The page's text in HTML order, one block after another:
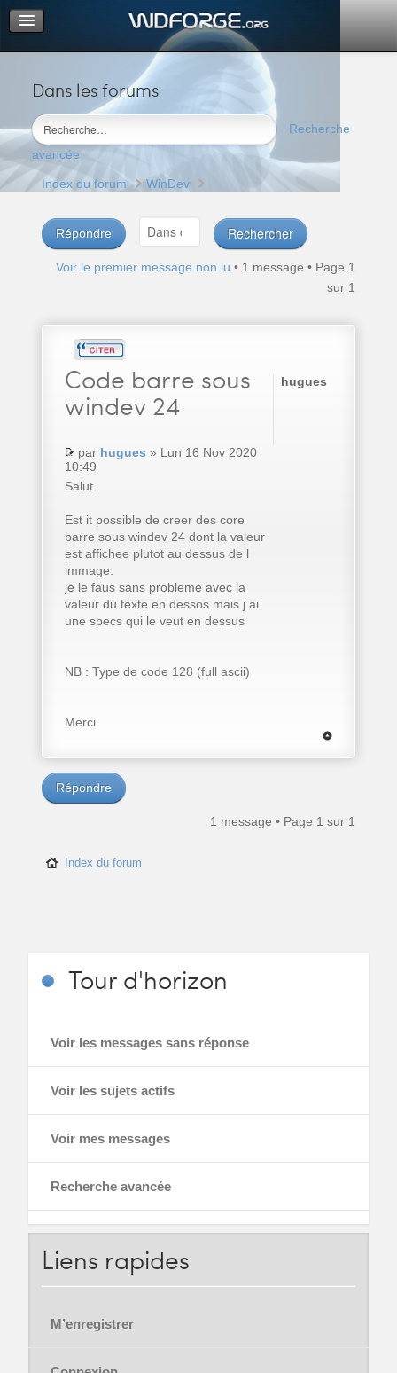
Dans les forums
Recherche
avancée
Portail
Index du forum
M’enregistrer
Connexion
Index du forum WinDev
Répondre
Voir le premier message non lu • 1 message • Page 1
sur 1
Code barre sous
windev 24
par hugues » Lun 16 Nov 2020
10:49
Salut
Est it possible de creer des core
barre sous windev 24 dont la valeur
est affichee plutot au dessus de l
immage.
je le faus sans probleme avec la
valeur du texte en dessos mais j ai
une specs qui le veut en dessus
NB : Type de code 128 (full ascii)
Merci
hugues
Répondre
1 message • Page 1 sur 1
Index du forum
Tourd'horizon
Voir les messages sans réponse
Voir les sujets actifs
Voir mes messages
Recherche avancée
Liens rapides
M’enregistrer